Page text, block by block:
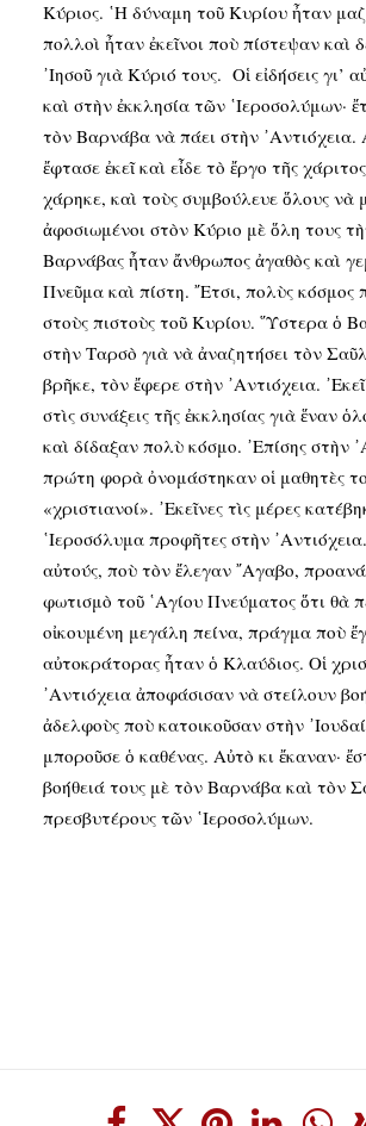
Κύριος. ῾Η δύναμη τοῦ Κυρίου ἦταν
πολλοὶ ἦταν ἐκεῖνοι ποὺ πίστεψαν καὶ
᾿Ιησοῦ γιὰ Κύριό τους. Οἱ εἰδήσεις γι’
καὶ στὴν ἐκκλησία τῶν ῾Ιεροσολύμων·
τὸν Βαρνάβα νὰ πάει στὴν ᾿Αντιόχεια.
ἔφτασε ἐκεῖ καὶ εἶδε τὸ ἔργο τῆς
χάρηκε, καὶ τοὺς συμβούλευε ὅλους νὰ
ἀφοσιωμένοι στὸν Κύριο μὲ ὅλη τους
Βαρνάβας ἦταν ἄνθρωπος ἀγαθὸς καὶ
Πνεῦμα καὶ πίστη. ῎Ετσι, πολὺς κόσμος
στοὺς πιστοὺς τοῦ Κυρίου. ῞Υστερα ὁ
στὴν Ταρσὸ γιὰ νὰ ἀναζητήσει τὸν
βρῆκε, τὸν ἔφερε στὴν ᾿Αντιόχεια.
στὶς συνάξεις τῆς ἐκκλησίας γιὰ ἕναν
καὶ δίδαξαν πολὺ κόσμο. ᾿Επίσης στὴν
πρώτη φορὰ ὀνομάστηκαν οἱ μαθητὲς
«χριστιανοί». ᾿Εκεῖνες τὶς μέρες
῾Ιεροσόλυμα προφῆτες στὴν
αὐτούς, ποὺ τὸν ἔλεγαν ῎Αγαβο,
φωτισμὸ τοῦ ῾Αγίου Πνεύματος ὅτι θὰ
οἰκουμένη μεγάλη πείνα, πράγμα ποὺ
αὐτοκράτορας ἦταν ὁ Κλαύδιος. Οἱ
᾿Αντιόχεια ἀποφάσισαν νὰ στείλουν
ἀδελφοὺς ποὺ κατοικοῦσαν στὴν
μποροῦσε ὁ καθένας. Αὐτὸ κι ἔκαναν·
βοήθειά τους μὲ τὸν Βαρνάβα καὶ τὸν
πρεσβυτέρους τῶν ῾Ιεροσολύμων.